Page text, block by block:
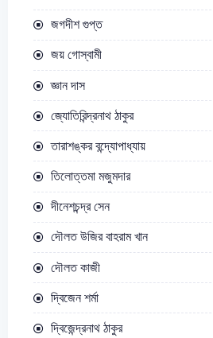
জগদীশ গুপ্ত
জয় গোস্বামী
জ্ঞান দাস
জ্যোতিরিন্দ্রনাথ ঠাকুর
তারাশঙ্কর বন্দ্যোপাধ্যায়
তিলোত্তমা মজুমদার
দীনেশচন্দ্র সেন
দৌলত উজির বাহরাম খান
দৌলত কাজী
দ্বিজেন শর্মা
দ্বিজেন্দ্রনাথ ঠাকুর